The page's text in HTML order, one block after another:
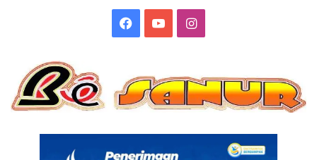
Facebook
YouTubeInstagram